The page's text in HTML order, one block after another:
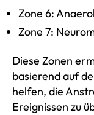
Zone 6:
Zone 7:
Diese Zonen
basierend auf
helfen, die
Ereignissen zu